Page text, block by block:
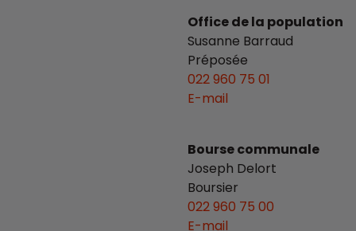
Office de la population
Susanne Barraud
Préposée
022 960 75 01
E-mail
Bourse communale
Joseph Delort
Boursier
022 960 75 00
E-mail